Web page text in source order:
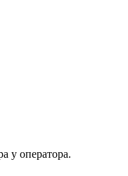
у оператора.